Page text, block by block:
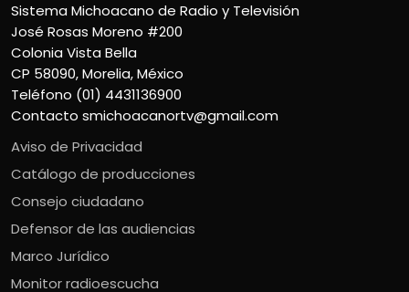
Sistema Michoacano de Radio y Televisión
José Rosas Moreno #200
Colonia Vista Bella
CP 58090, Morelia, México
Teléfono (01) 4431136900
Contacto smichoacanortv@gmail.com
Aviso de Privacidad
Catálogo de producciones
Consejo ciudadano
Defensor de las audiencias
Marco Jurídico
Monitor radioescucha